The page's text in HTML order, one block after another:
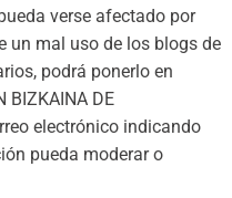
verse afectado por
un mal uso de los blogs de
podrá ponerlo en
BIZKAINA DE
electrónico indicando
pueda moderar o